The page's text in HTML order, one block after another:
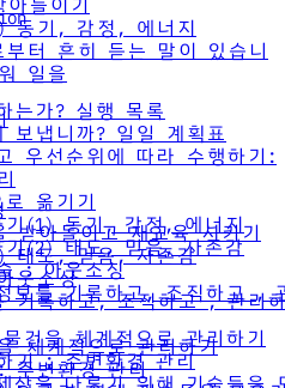
는가? 실행 목록
보냅니까? 일일 계획표
우선순위에 따라 수행하기:
옮기기
기(1) 동기, 감정, 에너지
기(2) 태도, 믿음, 자존감
: 아웃소싱
보를 기록하고, 조직하고 ,
건을 체계적으로 관리하기
기 : 주변환경 관리
들이기
동기, 감정, 에너지
부터 흔히 듣는 말이 있습니
일을
받아들이고 재교육 시키기
태도, 믿음, 자존감
웃소싱
기록하고, 조직하고 , 관리
체계적으로 관리하기
주변환경 관리